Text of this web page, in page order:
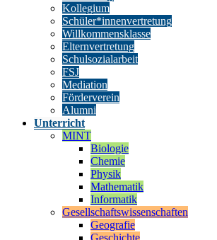
Kollegium
Schüler*innenvertretung
Willkommensklasse
Elternvertretung
Schulsozialarbeit
FSJ
Mediation
Förderverein
Alumni
Unterricht
MINT
Biologie
Chemie
Physik
Mathematik
Informatik
Gesellschaftswissenschaften
Geografie
Geschichte